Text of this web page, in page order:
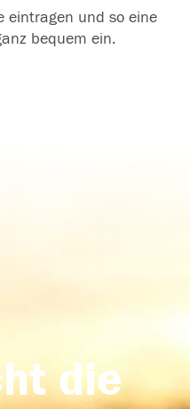
eintragen und so eine
bequem ein.
die